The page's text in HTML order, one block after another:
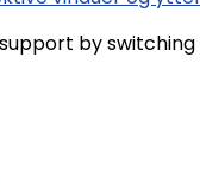
by switching